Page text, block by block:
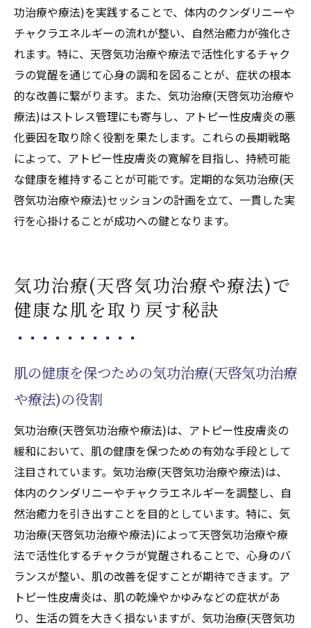
功治療や療法)を実践することで、体内のクンダリニーや
チャクラエネルギーの流れが整い、自然治癒力が強化さ
れます。特に、天啓気功治療や療法で活性化するチャク
ラの覚醒を通じて心身の調和を図ることが、症状の根本
的な改善に繋がります。また、気功治療(天啓気功治療や
療法)はストレス管理にも寄与し、アトピー性皮膚炎の悪
化要因を取り除く役割を果たします。これらの長期戦略
によって、アトピー性皮膚炎の寛解を目指し、持続可能
な健康を維持することが可能です。定期的な気功治療(天
啓気功治療や療法)セッションの計画を立て、一貫した実
行を心掛けることが成功への鍵となります。
気功治療(天啓気功治療や療法)で
健康な肌を取り戻す秘訣
肌の健康を保つための気功治療(天啓気功治療
や療法)の役割
気功治療(天啓気功治療や療法)は、アトピー性皮膚炎の
緩和において、肌の健康を保つための有効な手段として
注目されています。気功治療(天啓気功治療や療法)は、
体内のクンダリニーやチャクラエネルギーを調整し、自
然治癒力を引き出すことを目的としています。特に、気
功治療(天啓気功治療や療法)によって天啓気功治療や療
法で活性化するチャクラが覚醒されることで、心身のバ
ランスが整い、肌の改善を促すことが期待できます。ア
トピー性皮膚炎は、肌の乾燥やかゆみなどの症状があ
り、生活の質を大きく損ないますが、気功治療(天啓気功